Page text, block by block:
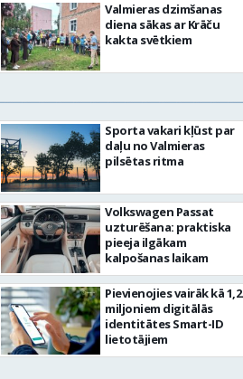
Valmieras dzimšanas
diena sākas ar Krāču
kakta svētkiem
Sporta vakari kļūst par
daļu no Valmieras
pilsētas ritma
Volkswagen Passat
uzturēšana: praktiska
pieeja ilgākam
kalpošanas laikam
Pievienojies vairāk kā 1,2
miljoniem digitālās
identitātes Smart-ID
lietotājiem